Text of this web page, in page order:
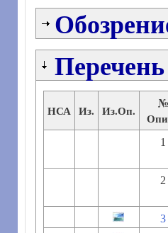
НСА Из. Из.Оп.
№
1
2
3